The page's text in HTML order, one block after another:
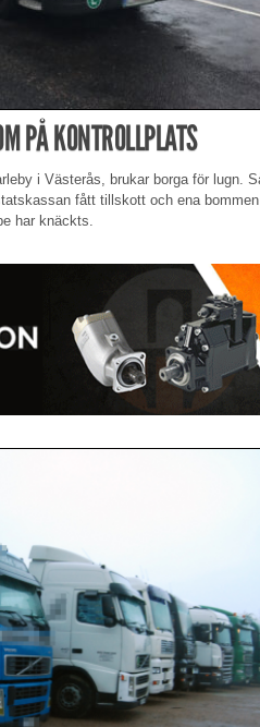
PÅ KONTROLLPLATS
i Västerås, brukar borga för lugn.
fått tillskott och ena
har knäckts.